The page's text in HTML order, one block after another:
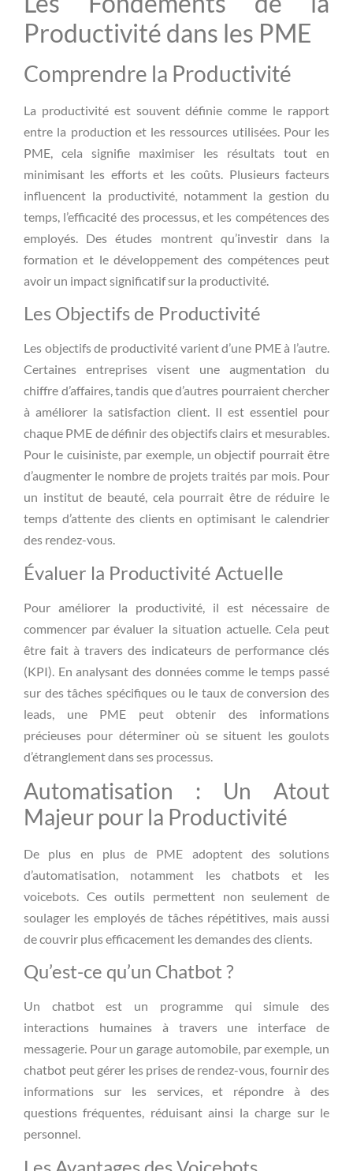
Productivité dans les PME
Comprendre la Productivité
La productivité est souvent définie comme le rapport
entre la production et les ressources utilisées. Pour les
PME, cela signifie maximiser les résultats tout en
minimisant les efforts et les coûts. Plusieurs facteurs
influencent la productivité, notamment la gestion du
temps, l’efficacité des processus, et les compétences des
employés. Des études montrent qu’investir dans la
formation et le développement des compétences peut
avoir un impact significatif sur la productivité.
Les Objectifs de Productivité
Les objectifs de productivité varient d’une PME à l’autre.
Certaines entreprises visent une augmentation du
chiffre d’affaires, tandis que d’autres pourraient chercher
à améliorer la satisfaction client. Il est essentiel pour
chaque PME de définir des objectifs clairs et mesurables.
Pour le cuisiniste, par exemple, un objectif pourrait être
d’augmenter le nombre de projets traités par mois. Pour
un institut de beauté, cela pourrait être de réduire le
temps d’attente des clients en optimisant le calendrier
des rendez-vous.
Évaluer la Productivité Actuelle
Pour améliorer la productivité, il est nécessaire de
commencer par évaluer la situation actuelle. Cela peut
être fait à travers des indicateurs de performance clés
(KPI). En analysant des données comme le temps passé
sur des tâches spécifiques ou le taux de conversion des
leads, une PME peut obtenir des informations
précieuses pour déterminer où se situent les goulots
d’étranglement dans ses processus.
Automatisation : Un Atout
Majeur pour la Productivité
De plus en plus de PME adoptent des solutions
d’automatisation, notamment les chatbots et les
voicebots. Ces outils permettent non seulement de
soulager les employés de tâches répétitives, mais aussi
de couvrir plus efficacement les demandes des clients.
Qu’est-ce qu’un Chatbot ?
Un chatbot est un programme qui simule des
interactions humaines à travers une interface de
messagerie. Pour un garage automobile, par exemple, un
chatbot peut gérer les prises de rendez-vous, fournir des
informations sur les services, et répondre à des
questions fréquentes, réduisant ainsi la charge sur le
personnel.
Les Avantages des Voicebots